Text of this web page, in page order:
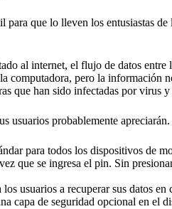
para que lo lleven los entusiastas
al internet, el flujo de datos
computadora, pero la información
que han sido infectadas por virus
usuarios probablemente
para todos los dispositivos de
que se ingresa el pin. Sin
usuarios a recuperar sus datos
capa de seguridad opcional en el